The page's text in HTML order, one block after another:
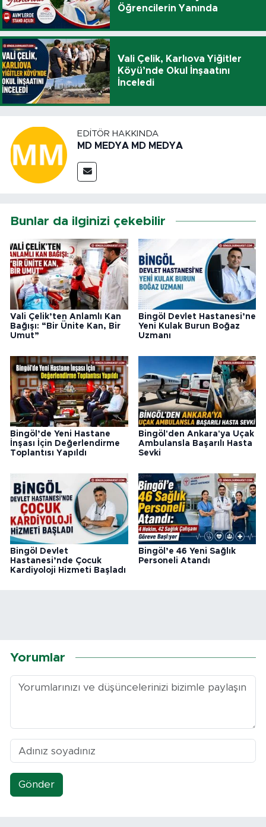
Öğrencilerin Yanında
Vali Çelik, Karlıova Yiğitler
Köyü’nde Okul İnşaatını
İnceledi
EDITÖR HAKKINDA
MD MEDYA MD MEDYA
Bunlar da ilginizi çekebilir
Vali Çelik’ten Anlamlı Kan
Bağışı: “Bir Ünite Kan, Bir
Umut”
Bingöl Devlet Hastanesi’ne
Yeni Kulak Burun Boğaz
Uzmanı
Bingöl’de Yeni Hastane
İnşası İçin Değerlendirme
Toplantısı Yapıldı
Bingöl'den Ankara'ya Uçak
Ambulansla Başarılı Hasta
Sevki
Bingöl Devlet
Hastanesi’nde Çocuk
Kardiyoloji Hizmeti Başladı
Bingöl’e 46 Yeni Sağlık
Personeli Atandı
Yorumlar
Gönder